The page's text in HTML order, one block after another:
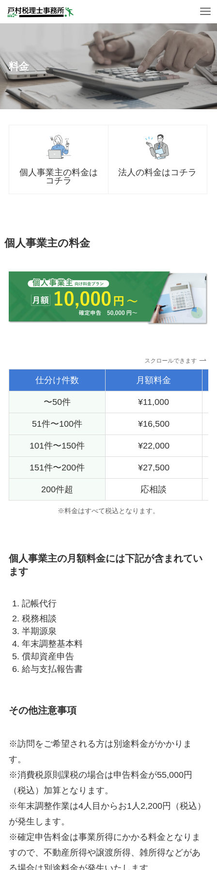
料金
個人事業主の料金は
コチラ
法人の料金はコチラ
個人事業主の料金
スクロールできます
仕分け件数 月額料金
〜50件 ¥11,000
51件〜100件 ¥16,500
101件〜150件 ¥22,000
151件〜200件 ¥27,500
200件超 応相談
※料金はすべて税込となります。
個人事業主の月額料金には下記が含まれてい
ます
記帳代行
税務相談
半期源泉
年末調整基本料
償却資産申告
給与支払報告書
その他注意事項
※訪問をご希望される方は別途料金がかかりま
す。
※消費税原則課税の場合は申告料金が55,000円
（税込）加算となります。
※年末調整作業は4人目からお1人2,200円（税込）
が発生します。
※確定申告料金は事業所得にかかる料金となりま
すので、不動産所得や譲渡所得、雑所得などがあ